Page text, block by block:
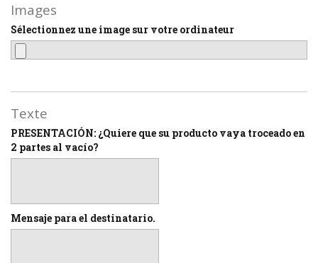
Images
Sélectionnez une image sur votre ordinateur
Texte
PRESENTACIÓN: ¿Quiere que su producto vaya troceado en
2 partes al vacío?
Mensaje para el destinatario.